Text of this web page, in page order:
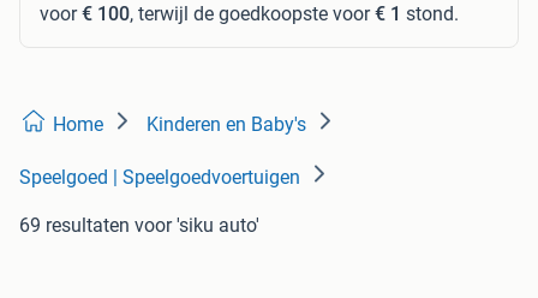
voor€ 100, terwijl de goedkoopste voor€ 1 stond.
Home Kinderen en Baby's
Speelgoed | Speelgoedvoertuigen
69 resultaten voor 'siku auto'